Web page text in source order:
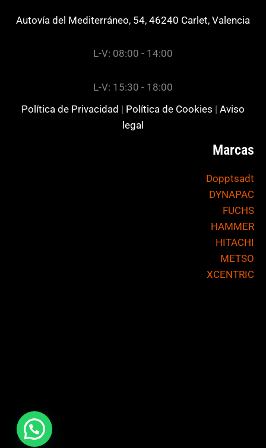
Autovía del Mediterráneo, 54, 46240 Carlet, Valencia
L-V: 08:00 - 14:00
L-V: 15:30 - 18:00
Política de Privacidad | Política de Cookies | Aviso
legal
Marcas
Dopptsadt
DYNAPAC
FUCHS
HAMMER
HITACHI
METSO
XCENTRIC